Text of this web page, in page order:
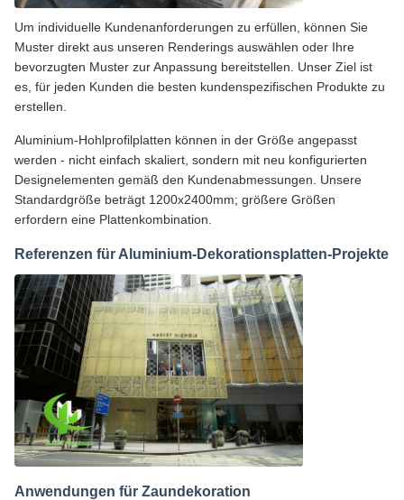
Um individuelle Kundenanforderungen zu erfüllen, können Sie
Muster direkt aus unseren Renderings auswählen oder Ihre
bevorzugten Muster zur Anpassung bereitstellen. Unser Ziel ist
es, für jeden Kunden die besten kundenspezifischen Produkte zu
erstellen.
Aluminium-Hohlprofilplatten können in der Größe angepasst
werden - nicht einfach skaliert, sondern mit neu konfigurierten
Designelementen gemäß den Kundenabmessungen. Unsere
Standardgröße beträgt 1200x2400mm; größere Größen
erfordern eine Plattenkombination.
Referenzen für Aluminium-Dekorationsplatten-Projekte
Anwendungen für Zaundekoration